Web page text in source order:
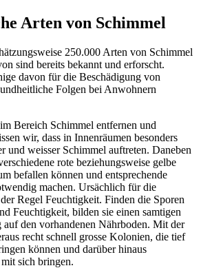
Arten von Schimmel
250.000 Arten von Schimmel
sind bereits bekannt und erforscht.
davon für die Beschädigung von
Folgen bei Anwohnern
Bereich Schimmel entfernen und
wir, dass in Innenräumen besonders
und weisser Schimmel auftreten. Daneben
rote beziehungsweise gelbe
befallen können und entsprechende
machen. Ursächlich für die
Regel Feuchtigkeit. Finden die Sporen
Feuchtigkeit, bilden sie einen samtigen
auf den vorhandenen Nährboden. Mit der
recht schnell grosse Kolonien, die tief
können und darüber hinaus
sich bringen.